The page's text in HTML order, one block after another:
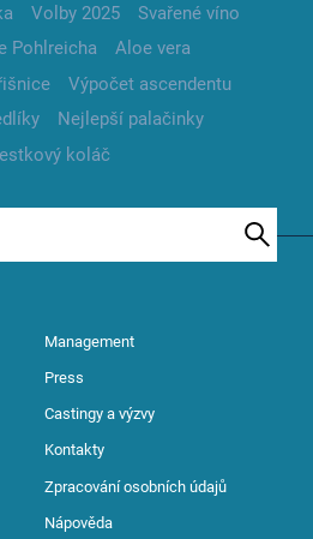
Volby 2025
Svařené víno
Pohlreicha
Aloe vera
Výpočet ascendentu
Nejlepší palačinky
koláč
Management
Press
Castingy a výzvy
Kontakty
Zpracování osobních údajů
Nápověda